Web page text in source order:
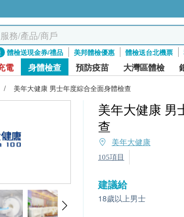
體檢送現金券/禮品 美邦體檢優惠 體檢送台北機票
電 身體檢查 預防疫苗 大灣區體檢
/ 美年大健康 男士年度綜合全面身體檢查
美年大健康 男
查
美年大健康
105項目
建議給
18歲以上男士